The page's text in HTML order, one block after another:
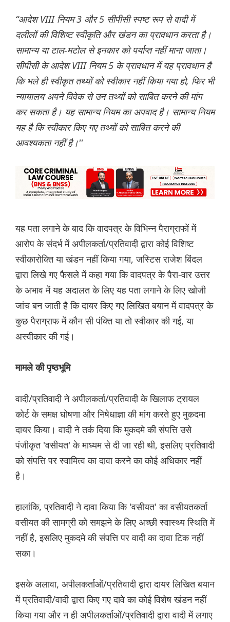
“आदेश VIII नियम 3 और 5 सीपीसी स्पष्ट रूप से वादी में
दलीलों की विशिष्ट स्वीकृति और खंडन का प्रावधान करता है।
सामान्य या टाल-मटोल से इनकार को पर्याप्त नहीं माना जाता।
सीपीसी के आदेश VIII नियम 5 के प्रावधान में यह प्रावधान है
कि भले ही स्वीकृत तथ्यों को स्वीकार नहीं किया गया हो, फिर भी
न्यायालय अपने विवेक से उन तथ्यों को साबित करने की मांग
कर सकता है। यह सामान्य नियम का अपवाद है। सामान्य नियम
यह है कि स्वीकार किए गए तथ्यों को साबित करने की
आवश्यकता नहीं है।''
यह पता लगाने के बाद कि वादपत्र के विभिन्न पैराग्राफों में
आरोप के संदर्भ में अपीलकर्ता/प्रतिवादी द्वारा कोई विशिष्ट
स्वीकारोक्ति या खंडन नहीं किया गया, जस्टिस राजेश बिंदल
द्वारा लिखे गए फैसले में कहा गया कि वादपत्र के पैरा-वार उत्तर
के अभाव में यह अदालत के लिए यह पता लगाने के लिए खोजी
जांच बन जाती है कि दायर किए गए लिखित बयान में वादपत्र के
कुछ पैराग्राफ में कौन सी पंक्ति या तो स्वीकार की गई, या
अस्वीकार की गई।
मामले की पृष्ठभूमि
वादी/प्रतिवादी ने अपीलकर्ता/प्रतिवादी के खिलाफ ट्रायल
कोर्ट के समक्ष घोषणा और निषेधाज्ञा की मांग करते हुए मुकदमा
दायर किया। वादी ने तर्क दिया कि मुकदमे की संपत्ति उसे
पंजीकृत 'वसीयत' के माध्यम से दी जा रही थी, इसलिए प्रतिवादी
को संपत्ति पर स्वामित्व का दावा करने का कोई अधिकार नहीं
है।
हालांकि, प्रतिवादी ने दावा किया कि 'वसीयत' का वसीयतकर्ता
वसीयत की सामग्री को समझने के लिए अच्छी स्वास्थ्य स्थिति में
नहीं है, इसलिए मुकदमे की संपत्ति पर वादी का दावा टिक नहीं
सका।
इसके अलावा, अपीलकर्ताओं/प्रतिवादी द्वारा दायर लिखित बयान
में प्रतिवादी/वादी द्वारा किए गए दावे का कोई विशेष खंडन नहीं
किया गया और न ही अपीलकर्ताओं/प्रतिवादी द्वारा वादी में लगाए